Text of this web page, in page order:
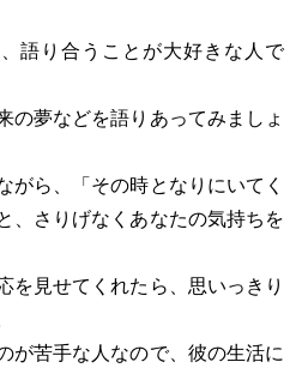
語り合うことが大好きな人で
の夢などを語りあってみましょ
がら、「その時となりにいてく
、さりげなくあなたの気持ちを
を見せてくれたら、思いっきり
が苦手な人なので、彼の生活に